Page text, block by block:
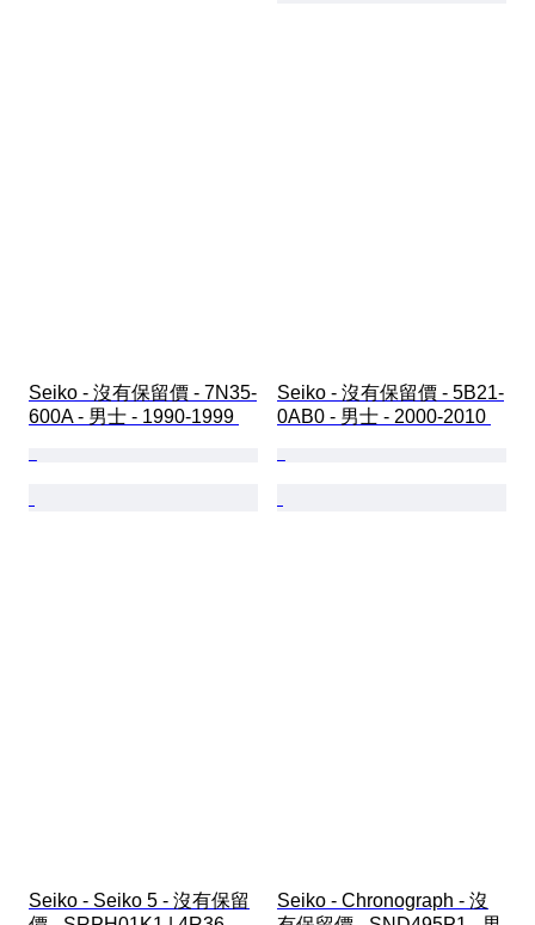
Seiko - 沒有保留價 - 7N35-
600A - 男士 - 1990-1999
Seiko - 沒有保留價 - 5B21-
0AB0 - 男士 - 2000-2010
Seiko - Seiko 5 - 沒有保留
Seiko - Chronograph - 沒